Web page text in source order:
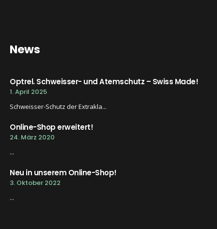
News
Optrel. Schweisser- und Atemschutz – Swiss Made!
1. April 2025
Schweisser-Schutz der Extrakla...
Online-Shop erweitert!
24. März 2020
...
Neu in unserem Online-Shop!
3. Oktober 2022
...